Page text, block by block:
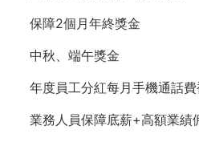
保障2個月年終獎金
中秋、端午獎金
年度員工分紅每月手機通話費
業務人員保障底薪+高額業績